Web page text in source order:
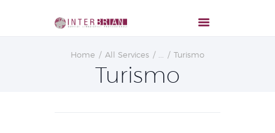
Home All Services Turismo
Turismo